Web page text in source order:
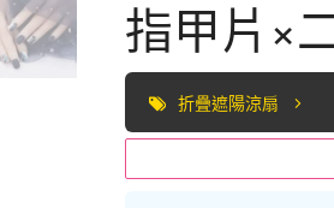
指甲片×
折疊遮陽涼扇